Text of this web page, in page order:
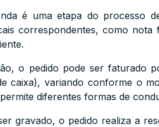
é uma etapa do processo
correspondentes, como
o pedido pode ser faturado
caixa), variando conforme o
diferentes formas de
gravado, o pedido realiza a